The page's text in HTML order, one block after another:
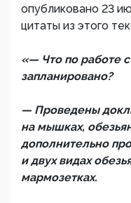
опубликовано 23
цитаты из этого
«— Что по работе
запланировано?
— Проведены
на мышках,
дополнительно
и двух видах
мармозетках.